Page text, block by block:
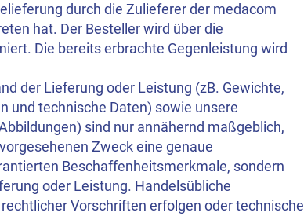
durch die Zulieferer der medacom
hat. Der Besteller wird über die
Die bereits erbrachte Gegenleistung wird
der Lieferung oder Leistung (zB. Gewichte,
und technische Daten) sowie unsere
sind nur annähernd maßgeblich,
Zweck eine genaue
Beschaffenheitsmerkmale, sondern
oder Leistung. Handelsübliche
Vorschriften erfolgen oder technische